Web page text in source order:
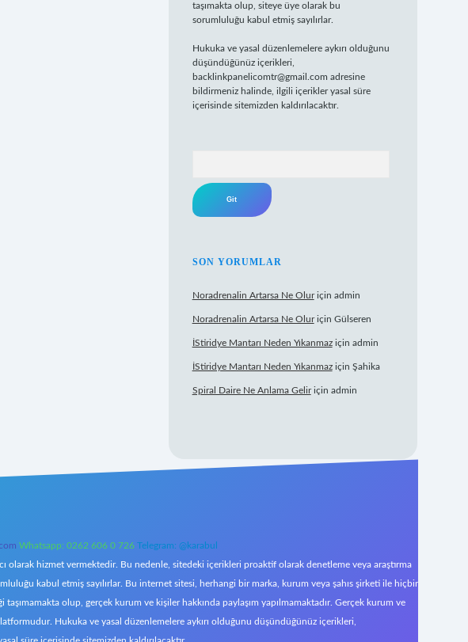
taşımakta olup, siteye üye olarak bu
sorumluluğu kabul etmiş sayılırlar.
Hukuka ve yasal düzenlemelere aykırı olduğunu
düşündüğünüz içerikleri,
backlinkpanelicomtr@gmail.com adresine
bildirmeniz halinde, ilgili içerikler yasal süre
içerisinde sitemizden kaldırılacaktır.
SON YORUMLAR
Noradrenalin Artarsa Ne Oluriçin admin
Noradrenalin Artarsa Ne Oluriçin Gülseren
İStiridye Mantarı Neden Yıkanmaziçin admin
İStiridye Mantarı Neden Yıkanmaziçin Şahika
Spiral Daire Ne Anlama Geliriçin admin
Whatsapp: 0262 606 0 726 Telegram: @karabul
olarak hizmet vermektedir. Bu nedenle, sitedeki içerikleri proaktif olarak denetleme veya araştırma
kabul etmiş sayılırlar. Bu internet sitesi, herhangi bir marka, kurum veya şahıs şirketi ile hiçbir
taşımamakta olup, gerçek kurum ve kişiler hakkında paylaşım yapılmamaktadır. Gerçek kurum ve
Hukuka ve yasal düzenlemelere aykırı olduğunu düşündüğünüz içerikleri,